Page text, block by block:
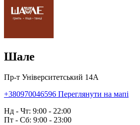
Шале
Пр-т Університетський 14А
+380970046596 Переглянути на мапі
Нд - Чт: 9:00 - 22:00
Пт - Сб: 9:00 - 23:00